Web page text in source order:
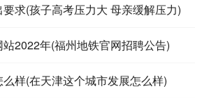
求(孩子高考压力大 母亲缓解压力)
2022年(福州地铁官网招聘公告)
样(在天津这个城市发展怎么样)